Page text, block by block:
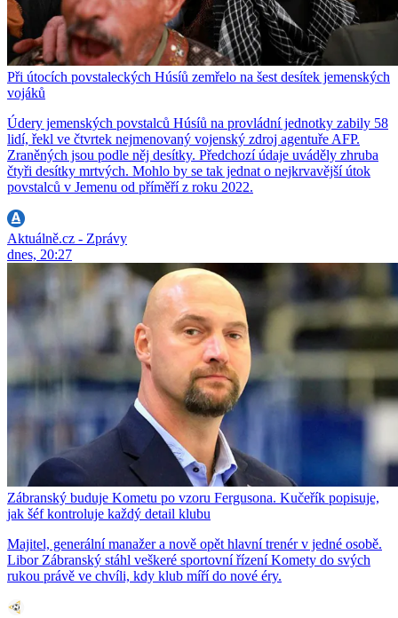
Při útocích povstaleckých Húsíů zemřelo na šest desítek jemenských
vojáků
Údery jemenských povstalců Húsíů na provládní jednotky zabily 58
lidí, řekl ve čtvrtek nejmenovaný vojenský zdroj agentuře AFP.
Zraněných jsou podle něj desítky. Předchozí údaje uváděly zhruba
čtyři desítky mrtvých. Mohlo by se tak jednat o nejkrvavější útok
povstalců v Jemenu od příměří z roku 2022.
Aktuálně.cz - Zprávy
dnes, 20:27
Zábranský buduje Kometu po vzoru Fergusona. Kučeřík popisuje,
jak šéf kontroluje každý detail klubu
Majitel, generální manažer a nově opět hlavní trenér v jedné osobě.
Libor Zábranský stáhl veškeré sportovní řízení Komety do svých
rukou právě ve chvíli, kdy klub míří do nové éry.